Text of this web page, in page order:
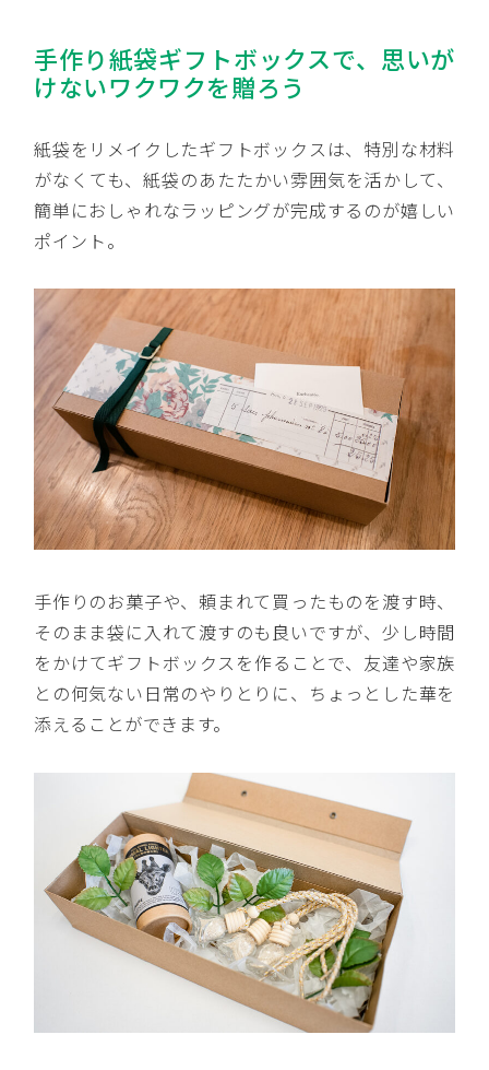
手作り紙袋ギフトボックスで、思いが
けないワクワクを贈ろう
紙袋をリメイクしたギフトボックスは、特別な材料
がなくても、紙袋のあたたかい雰囲気を活かして、
簡単におしゃれなラッピングが完成するのが嬉しい
ポイント。
手作りのお菓子や、頼まれて買ったものを渡す時、
そのまま袋に入れて渡すのも良いですが、少し時間
をかけてギフトボックスを作ることで、友達や家族
との何気ない日常のやりとりに、ちょっとした華を
添えることができます。